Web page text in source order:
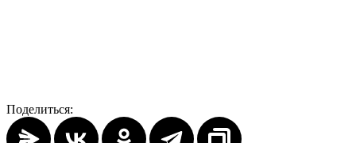
Поделиться: